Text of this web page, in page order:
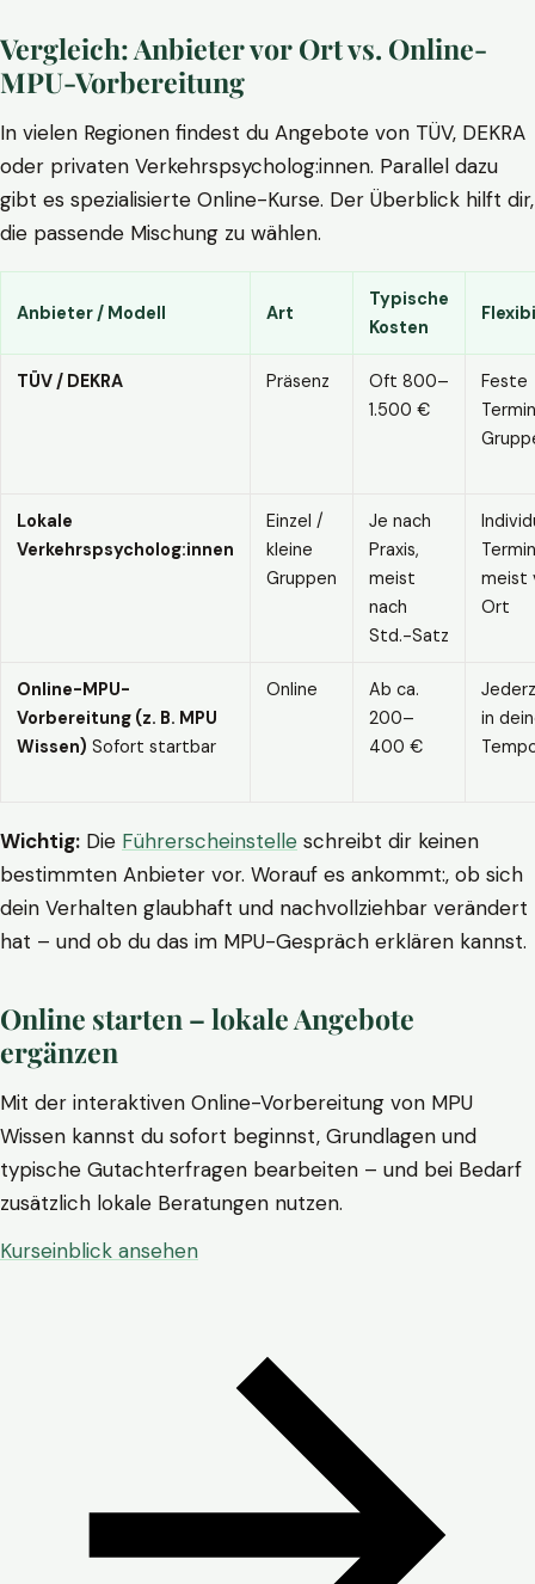
Vergleich: Anbieter vor Ort vs. Online-
MPU-Vorbereitung
In vielen Regionen findest du Angebote von TÜV, DEKRA
oder privaten Verkehrspsycholog:innen. Parallel dazu
gibt es spezialisierte Online-Kurse. Der Überblick hilft dir,
die passende Mischung zu wählen.
Anbieter / Modell Art
Typische
Kosten
TÜV / DEKRA Präsenz
Oft 800–
1.500 €
Feste
Lokale
Verkehrspsycholog:innen
Einzel /
kleine
Gruppen
Je nach
Praxis,
meist
nach
Std.-Satz
meist
Ort
Online-MPU-
Vorbereitung (z. B. MPU
Wissen) Sofort startbar
Online
Ab ca.
200–
400 €
in
Wichtig: Die Führerscheinstelle schreibt dir keinen
bestimmten Anbieter vor. Worauf es ankommt:, ob sich
dein Verhalten glaubhaft und nachvollziehbar verändert
hat – und ob du das im MPU-Gespräch erklären kannst.
Online starten – lokale Angebote
ergänzen
Mit der interaktiven Online-Vorbereitung von MPU
Wissen kannst du sofort beginnst, Grundlagen und
typische Gutachterfragen bearbeiten – und bei Bedarf
zusätzlich lokale Beratungen nutzen.
Kurseinblick ansehen